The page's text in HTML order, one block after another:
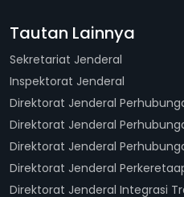
Tautan Lainnya
Sekretariat Jenderal
Inspektorat Jenderal
Direktorat Jenderal
Direktorat Jenderal
Direktorat Jenderal
Direktorat Jenderal
Direktorat Jenderal Integrasi